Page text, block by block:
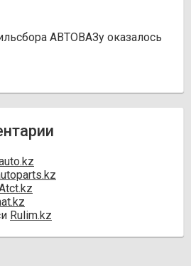
АВТОВАЗу оказалось
Rulim.kz